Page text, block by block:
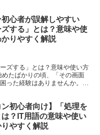
心者が誤解しやすい
ズする」とは？意味や使
りやすく解説
ズする」とは？意味や使い方
たばかりの頃、「その画面
った経験はありませんか。
ン初心者向け】「処理を
？IT用語の意味や使い
やすく解説